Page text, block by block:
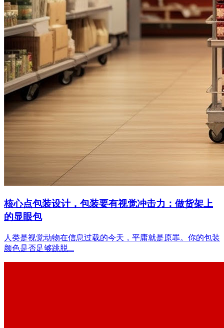
核心点包装设计，包装要有视觉冲击力：做货架上
的显眼包
人类是视觉动物在信息过载的今天，平庸就是原罪。你的包装
颜色是否足够跳脱...